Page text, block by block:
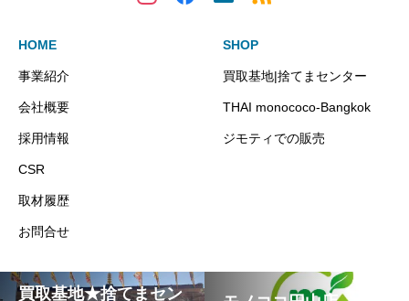
HOME
事業紹介
会社概要
採用情報
CSR
取材履歴
お問合せ
SHOP
買取基地|捨てまセンター
THAI monococo-Bangkok
ジモティでの販売
買取基地★捨てまセン